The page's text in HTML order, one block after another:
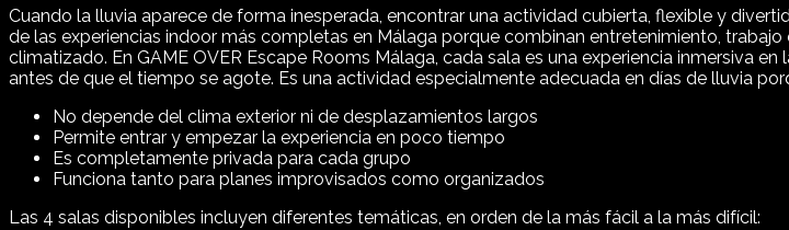
Cuando la lluvia aparece de forma inesperada, encontrar una actividad cubierta, flexible y
de las experiencias indoor más completas en Málaga porque combinan entretenimiento,
climatizado. En GAME OVER Escape Rooms Málaga, cada sala es una experiencia inmersiva
antes de que el tiempo se agote. Es una actividad especialmente adecuada en días de lluvia
No depende del clima exterior ni de desplazamientos largos
Permite entrar y empezar la experiencia en poco tiempo
Es completamente privada para cada grupo
Funciona tanto para planes improvisados como organizados
Las 4 salas disponibles incluyen diferentes temáticas, en orden de la más fácil a la más difícil: